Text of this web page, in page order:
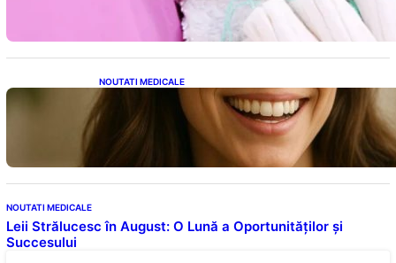
NOUTATI MEDICALE
Ceaiul – Băutura care protejează inima:
Descoperiri recente despre beneficiile
consumului zilnic
NOUTATI MEDICALE
Leii Strălucesc în August: O Lună a Oportunităților și
Succesului